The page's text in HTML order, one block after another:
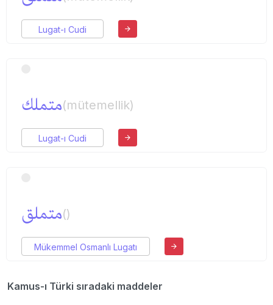
Lugat-ı Cudi
متملك(mütemellik)
Lugat-ı Cudi
متملق()
Mükemmel Osmanlı Lugatı
Kamus-ı Türki sıradaki maddeler